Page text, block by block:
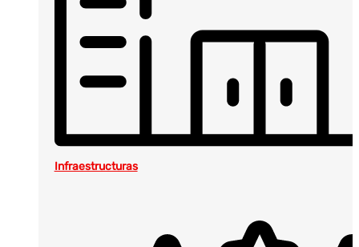
Infraestructuras